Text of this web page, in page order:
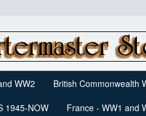
WW2 British Commonwealth
1945-NOW France - WW1 and